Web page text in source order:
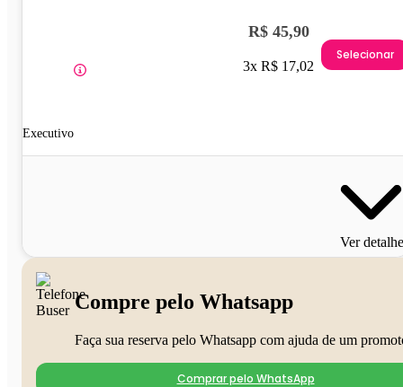
Executivo
R$ 45,90
3x R$ 17,02
Selecionar
Ver
Compre pelo Whatsapp
Faça sua reserva pelo Whatsapp com ajuda de um
Comprar pelo WhatsApp